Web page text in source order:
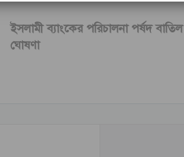
ইসলামী ব্যাংকের পরিচালনা পর্ষদ বাতিল
ঘোষণা